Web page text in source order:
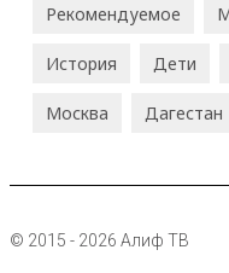
Рекомендуемое
История Дети
Москва Дагестан
© 2015 - 2026 Алиф ТВ